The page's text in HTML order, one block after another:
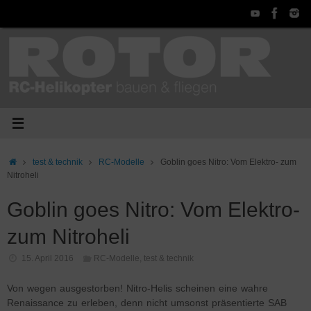
Starttest & technik RC-Modelle
Goblin goes Nitro: Vom Elektro- zum
Nitroheli
Goblin goes Nitro: Vom Elektro-
zum Nitroheli
15. April 2016 RC-Modelle, test & technik
Von wegen ausgestorben! Nitro-Helis scheinen eine wahre
Renaissance zu erleben, denn nicht umsonst präsentierte SAB